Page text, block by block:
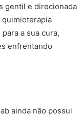
gentil e direcionada
quimioterapia
a sua cura,
enfrentando
ainda não possui